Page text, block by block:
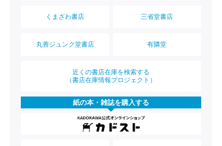
くまざわ書店 三省堂書店
丸善ジュンク堂書店 有隣堂
近くの書店在庫を検索する
（書店在庫情報プロジェクト）
紙の本・雑誌を購入する